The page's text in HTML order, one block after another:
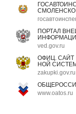
ПОРТАЛ
ved.gov.ru
ОФИЦ.
НОЙ
zakupki.gov.ru
www.oatos.ru